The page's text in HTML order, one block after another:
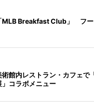
MLB Breakfast Club」 フー
術館内レストラン・カフェで
」コラボメニュー